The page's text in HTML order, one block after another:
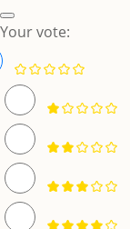
Your vote: